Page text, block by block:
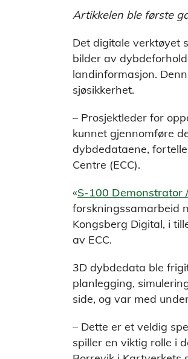
Artikkelen ble første
Det digitale verktøyet
bilder av
landinformasjon.
sjøsikkerhet.
– Prosjektleder for
kunnet gjennomføre
dybdedataene,
Centre (ECC).
«S-100 Demonstrator
forskningssamarbeid
Kongsberg Digital, i
av ECC.
3D dybdedata ble
planlegging,
side, og var med
– Dette er et veldig
spiller en viktig rolle i